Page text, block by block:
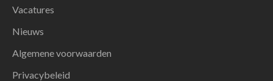
Vacatures
Nieuws
Algemene voorwaarden
Privacybeleid